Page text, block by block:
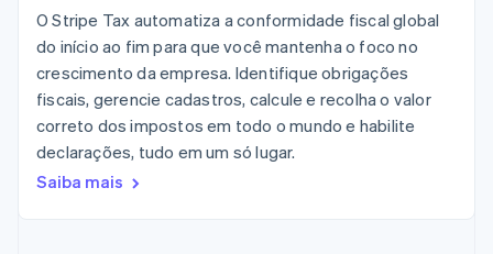
Mais
Product roadmap
Veja o que está chegando
Radar
Prevenção de fraudes
Atlas
Incorporação de startups
Hospitalidade, viagens
e lazer
Seguros
Mídia e entretenimento
Organizações sem fins
Setor público
Recursos
Integrações de
aplicativos
Exemplos de códigos
desenvolvedores
Status da API
Fale com a equipe de
vendas
Seja um parceiro
O Stripe Tax automatiza a conformidade fiscal global
do início ao fim para que você mantenha o foco no
crescimento da empresa. Identifique obrigações
fiscais, gerencie cadastros, calcule e recolha o valor
correto dos impostos em todo o mundo e habilite
declarações, tudo em um só lugar.
Saiba mais